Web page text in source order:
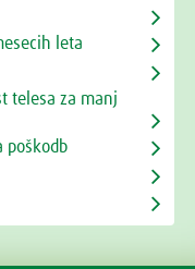
leta
telesa za manj
poškodb